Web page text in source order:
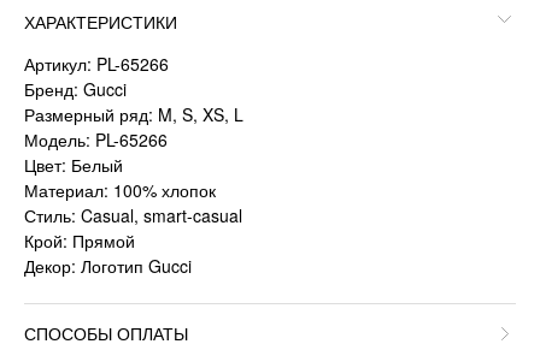
ХАРАКТЕРИСТИКИ
Артикул: PL-65266
Бренд: Gucci
Размерный ряд: M, S, XS, L
Модель: PL-65266
Цвет: Белый
Материал: 100% хлопок
Стиль: Casual, smart-casual
Крой: Прямой
Декор: Логотип Gucci
СПОСОБЫ ОПЛАТЫ